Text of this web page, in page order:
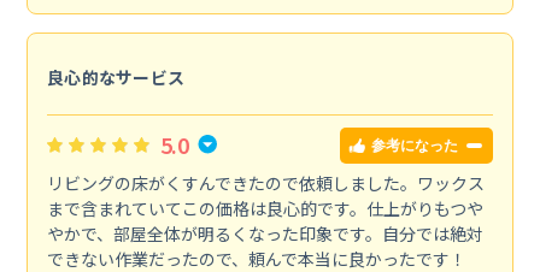
良心的なサービス
5.0 参考になった
リビングの床がくすんできたので依頼しました。ワックス
まで含まれていてこの価格は良心的です。仕上がりもつや
やかで、部屋全体が明るくなった印象です。自分では絶対
できない作業だったので、頼んで本当に良かったです！